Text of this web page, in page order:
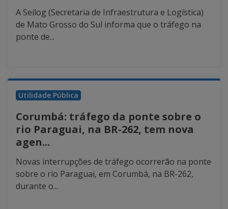
A Seilog (Secretaria de Infraestrutura e Logística)
de Mato Grosso do Sul informa que o tráfego na
ponte de...
Utilidade Pública
Corumbá: tráfego da ponte sobre o
rio Paraguai, na BR-262, tem nova
agen...
Novas interrupções de tráfego ocorrerão na ponte
sobre o rio Paraguai, em Corumbá, na BR-262,
durante o...